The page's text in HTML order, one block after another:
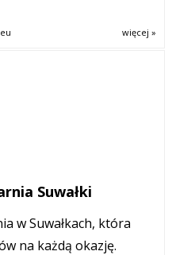
więcej »
Suwałki
w Suwałkach, która
na każdą okazję.